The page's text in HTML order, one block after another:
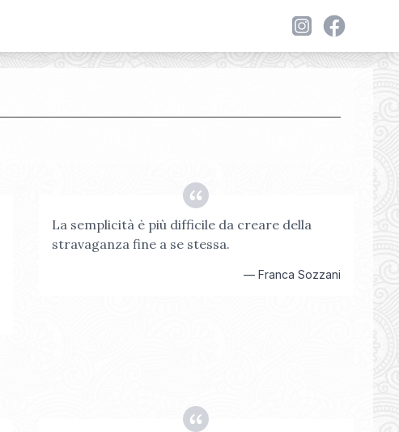
La semplicità è più difficile da creare della
stravaganza fine a se stessa.
— Franca Sozzani